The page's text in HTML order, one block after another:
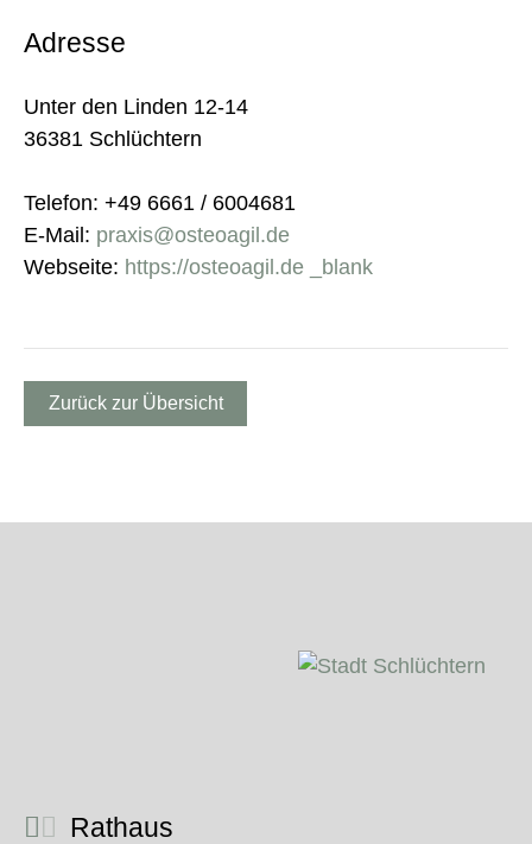
Adresse
Unter den Linden 12-14
36381 Schlüchtern
Telefon: +49 6661 / 6004681
E-Mail: praxis@osteoagil.de
Webseite: https://osteoagil.de _blank
Zurück zur Übersicht
Rathaus